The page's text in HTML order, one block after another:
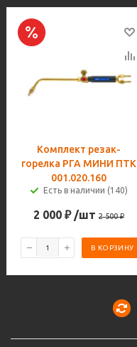
Комплект резак-
горелка РГА МИНИ ПТК
001.020.160
Есть в наличии (140)
2 000 ₽ /шт 2 500₽
В КОРЗИНУ